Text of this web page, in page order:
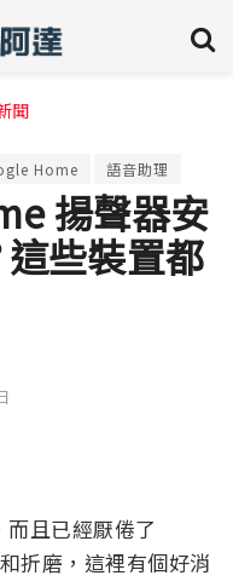
聞
Home 語音助理
揚聲器安
些裝置都
且已經厭倦了
折磨，這裡有個好消